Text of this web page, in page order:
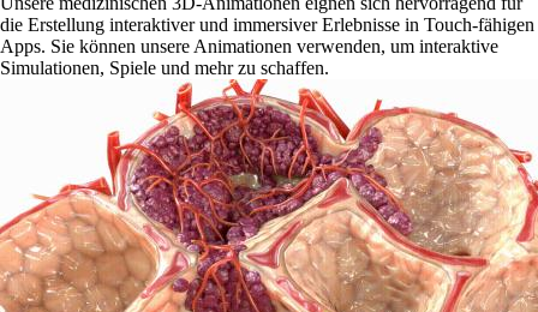
die Erstellung interaktiver und immersiver Erlebnisse in Touch-fähigen
Apps. Sie können unsere Animationen verwenden, um interaktive
Simulationen, Spiele und mehr zu schaffen.